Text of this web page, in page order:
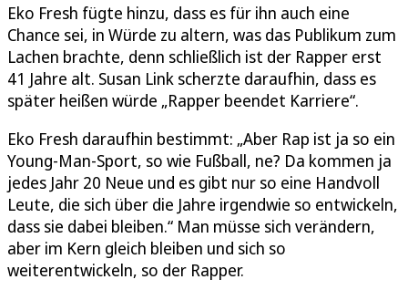
Eko Fresh fügte hinzu, dass es für ihn auch eine
Chance sei, in Würde zu altern, was das Publikum zum
Lachen brachte, denn schließlich ist der Rapper erst
41 Jahre alt. Susan Link scherzte daraufhin, dass es
später heißen würde „Rapper beendet Karriere“.
Eko Fresh daraufhin bestimmt: „Aber Rap ist ja so ein
Young-Man-Sport, so wie Fußball, ne? Da kommen ja
jedes Jahr 20 Neue und es gibt nur so eine Handvoll
Leute, die sich über die Jahre irgendwie so entwickeln,
dass sie dabei bleiben.“ Man müsse sich verändern,
aber im Kern gleich bleiben und sich so
weiterentwickeln, so der Rapper.